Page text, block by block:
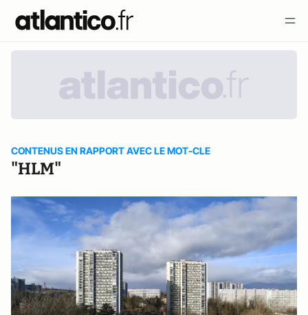
CONTENUS EN RAPPORT AVEC LE MOT-CLE
"HLM"